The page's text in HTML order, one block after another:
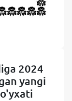
2024
yangi